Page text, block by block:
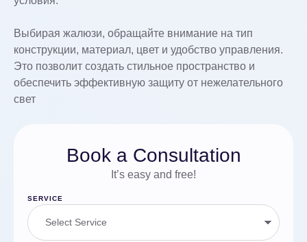
Выбирая жалюзи, обращайте внимание на тип
конструкции, материал, цвет и удобство управления.
Это позволит создать стильное пространство и
обеспечить эффективную защиту от нежелательного
свет
Book a Consultation
It’s easy and free!
SERVICE